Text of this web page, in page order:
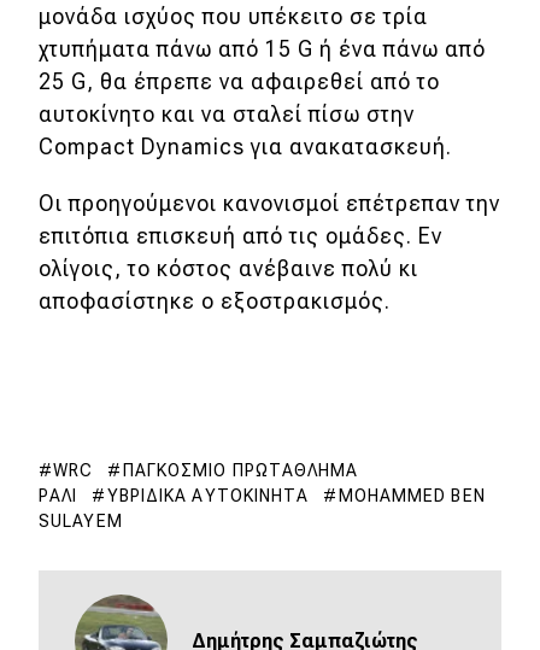
μονάδα ισχύος που υπέκειτο σε τρία
χτυπήματα πάνω από 15 G ή ένα πάνω από
25 G, θα έπρεπε να αφαιρεθεί από το
αυτοκίνητο και να σταλεί πίσω στην
Compact Dynamics για ανακατασκευή.
Οι προηγούμενοι κανονισμοί επέτρεπαν την
επιτόπια επισκευή από τις ομάδες. Εν
ολίγοις, το κόστος ανέβαινε πολύ κι
αποφασίστηκε ο εξοστρακισμός.
WRC
ΠΑΓΚΌΣΜΙΟ ΠΡΩΤΆΘΛΗΜΑ
ΡΆΛΙ
ΥΒΡΙΔΙΚΆ ΑΥΤΟΚΊΝΗΤΑ
MOHAMMED BEN
SULAYEM
Δημήτρης Σαμπαζιώτης